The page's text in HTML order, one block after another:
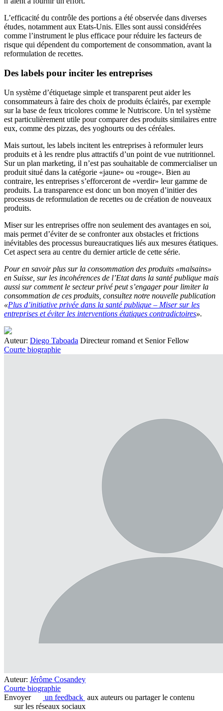
L’efficacité du contrôle des portions a été observée dans diverses
études, notamment aux Etats-Unis. Elles sont aussi considérées
comme l’instrument le plus efficace pour réduire les facteurs de
risque qui dépendent du comportement de consommation, avant la
reformulation de recettes.
Des labels pour inciter les entreprises
Un système d’étiquetage simple et transparent peut aider les
consommateurs à faire des choix de produits éclairés, par exemple
sur la base de feux tricolores comme le Nutriscore. Un tel système
est particulièrement utile pour comparer des produits similaires entre
eux, comme des pizzas, des yoghourts ou des céréales.
Mais surtout, les labels incitent les entreprises à reformuler leurs
produits et à les rendre plus attractifs d’un point de vue nutritionnel.
Sur un plan marketing, il n’est pas souhaitable de commercialiser un
produit situé dans la catégorie «jaune» ou «rouge». Bien au
contraire, les entreprises s’efforceront de «verdir» leur gamme de
produits. La transparence est donc un bon moyen d’initier des
processus de reformulation de recettes ou de création de nouveaux
produits.
Miser sur les entreprises offre non seulement des avantages en soi,
mais permet d’éviter de se confronter aux obstacles et frictions
inévitables des processus bureaucratiques liés aux mesures étatiques.
Cet aspect sera au centre du dernier article de cette série.
Pour en savoir plus sur la consommation des produits «malsains»
en Suisse, sur les incohérences de l’Etat dans la santé publique mais
aussi sur comment le secteur privé peut s’engager pour limiter la
consommation de ces produits, consultez notre nouvelle publication
«Plus d’initiative privée dans la santé publique – Miser sur les
entreprises et éviter les interventions étatiques contradictoires».
Auteur: Diego Taboada Directeur romand et Senior Fellow
Courte biographie
Auteur: Jérôme Cosandey
Courte biographie
Envoyer
un feedback aux auteurs ou partager le contenu
sur les réseaux sociaux